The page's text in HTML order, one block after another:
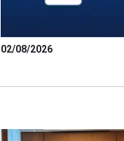
02/08/2026